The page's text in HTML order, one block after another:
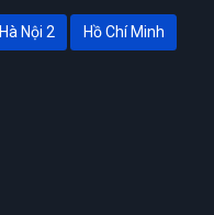
Hà Nội 2 Hồ Chí Minh